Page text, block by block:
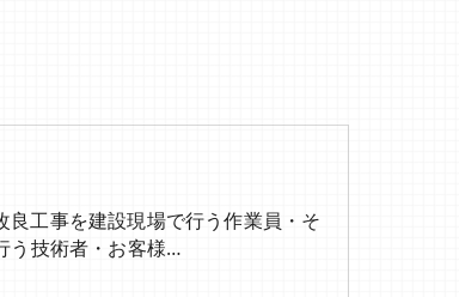
良工事を建設現場で行う作業員・そ
う技術者・お客様…